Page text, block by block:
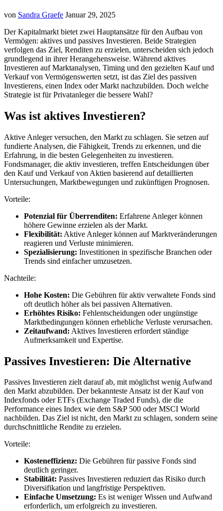
von Sandra Graefe Januar 29, 2025
Der Kapitalmarkt bietet zwei Hauptansätze für den Aufbau von
Vermögen: aktives und passives Investieren. Beide Strategien
verfolgen das Ziel, Renditen zu erzielen, unterscheiden sich jedoch
grundlegend in ihrer Herangehensweise. Während aktives
Investieren auf Marktanalysen, Timing und den gezielten Kauf und
Verkauf von Vermögenswerten setzt, ist das Ziel des passiven
Investierens, einen Index oder Markt nachzubilden. Doch welche
Strategie ist für Privatanleger die bessere Wahl?
Was ist aktives Investieren?
Aktive Anleger versuchen, den Markt zu schlagen. Sie setzen auf
fundierte Analysen, die Fähigkeit, Trends zu erkennen, und die
Erfahrung, in die besten Gelegenheiten zu investieren.
Fondsmanager, die aktiv investieren, treffen Entscheidungen über
den Kauf und Verkauf von Aktien basierend auf detaillierten
Untersuchungen, Marktbewegungen und zukünftigen Prognosen.
Vorteile:
Potenzial für Überrenditen: Erfahrene Anleger können
höhere Gewinne erzielen als der Markt.
Flexibilität: Aktive Anleger können auf Marktveränderungen
reagieren und Verluste minimieren.
Spezialisierung: Investitionen in spezifische Branchen oder
Trends sind einfacher umzusetzen.
Nachteile:
Hohe Kosten: Die Gebühren für aktiv verwaltete Fonds sind
oft deutlich höher als bei passiven Alternativen.
Erhöhtes Risiko: Fehlentscheidungen oder ungünstige
Marktbedingungen können erhebliche Verluste verursachen.
Zeitaufwand: Aktives Investieren erfordert ständige
Aufmerksamkeit und Expertise.
Passives Investieren: Die Alternative
Passives Investieren zielt darauf ab, mit möglichst wenig Aufwand
den Markt abzubilden. Der bekannteste Ansatz ist der Kauf von
Indexfonds oder ETFs (Exchange Traded Funds), die die
Performance eines Index wie dem S&P 500 oder MSCI World
nachbilden. Das Ziel ist nicht, den Markt zu schlagen, sondern seine
durchschnittliche Rendite zu erzielen.
Vorteile:
Kosteneffizienz: Die Gebühren für passive Fonds sind
deutlich geringer.
Stabilität: Passives Investieren reduziert das Risiko durch
Diversifikation und langfristige Perspektiven.
Einfache Umsetzung: Es ist weniger Wissen und Aufwand
erforderlich, um erfolgreich zu investieren.